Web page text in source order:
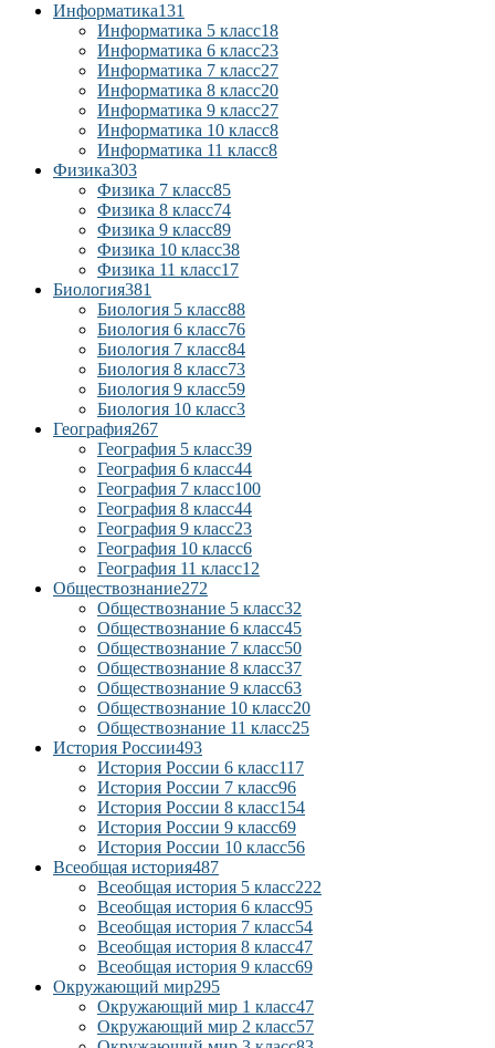
Информатика131
Информатика 5 класс18
Информатика 6 класс23
Информатика 7 класс27
Информатика 8 класс20
Информатика 9 класс27
Информатика 10 класс8
Информатика 11 класс8
Физика303
Физика 7 класс85
Физика 8 класс74
Физика 9 класс89
Физика 10 класс38
Физика 11 класс17
Биология381
Биология 5 класс88
Биология 6 класс76
Биология 7 класс84
Биология 8 класс73
Биология 9 класс59
Биология 10 класс3
География267
География 5 класс39
География 6 класс44
География 7 класс100
География 8 класс44
География 9 класс23
География 10 класс6
География 11 класс12
Обществознание272
Обществознание 5 класс32
Обществознание 6 класс45
Обществознание 7 класс50
Обществознание 8 класс37
Обществознание 9 класс63
Обществознание 10 класс20
Обществознание 11 класс25
История России493
История России 6 класс117
История России 7 класс96
История России 8 класс154
История России 9 класс69
История России 10 класс56
Всеобщая история487
Всеобщая история 5 класс222
Всеобщая история 6 класс95
Всеобщая история 7 класс54
Всеобщая история 8 класс47
Всеобщая история 9 класс69
Окружающий мир295
Окружающий мир 1 класс47
Окружающий мир 2 класс57